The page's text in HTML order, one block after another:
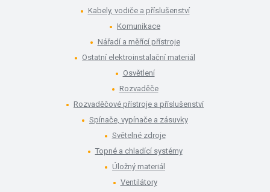
Kabely, vodiče a příslušenství
Komunikace
Nářadí a měřící přístroje
Ostatní elektroinstalační materiál
Osvětlení
Rozvaděče
Rozvaděčové přístroje a příslušenství
Spínače, vypínače a zásuvky
Světelné zdroje
Topné a chladící systémy
Úložný materiál
Ventilátory